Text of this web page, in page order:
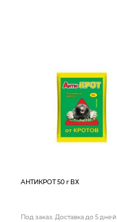
АНТИКРОТ 50 г ВХ
Под заказ. Доставка до 5 дней